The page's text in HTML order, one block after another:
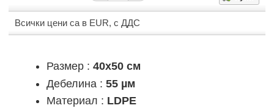
Всички цени са в EUR, с ДДС
Размер : 40x50 см
Дебелина : 55 µм
Материал : LDPE